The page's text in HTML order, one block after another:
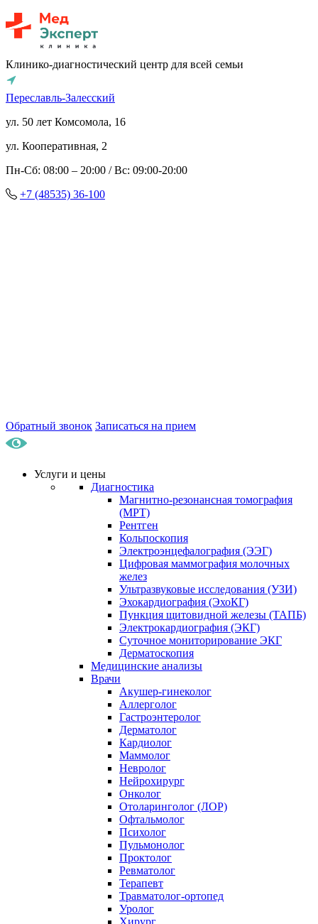
Клинико-диагностический центр для всей семьи
Переславль-Залесский
ул. 50 лет Комсомола, 16
ул. Кооперативная, 2
Пн-Сб: 08:00 – 20:00 / Вс: 09:00-20:00
+7 (48535) 36-100
Обратный звонок Записаться на прием
Услуги и цены
Диагностика
Магнитно-резонансная томография
(МРТ)
Рентген
Кольпоскопия
Электроэнцефалография (ЭЭГ)
Цифровая маммография молочных
желез
Ультразвуковые исследования (УЗИ)
Эхокардиография (ЭхоКГ)
Пункция щитовидной железы (ТАПБ)
Электрокардиография (ЭКГ)
Суточное мониторирование ЭКГ
Дерматоскопия
Медицинские анализы
Врачи
Акушер-гинеколог
Аллерголог
Гастроэнтеролог
Дерматолог
Кардиолог
Маммолог
Невролог
Нейрохирург
Онколог
Отоларинголог (ЛОР)
Офтальмолог
Психолог
Пульмонолог
Проктолог
Ревматолог
Терапевт
Травматолог-ортопед
Уролог
Хирург